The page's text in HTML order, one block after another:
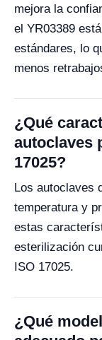
mejora la
el YR03389
estándares, lo
menos
¿Qué
autoclaves
17025?
Los autoclaves
temperatura y
estas
esterilización
ISO 17025.
¿Qué